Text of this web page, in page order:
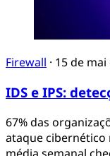
Firewall · 15 de mai
IDS e IPS:
67% das
ataque cibernético